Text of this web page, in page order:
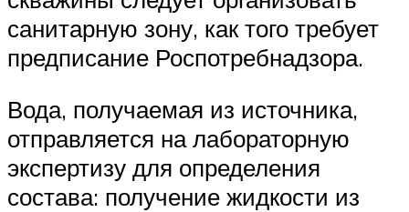
санитарную зону, как того требует
предписание Роспотребнадзора.
Вода, получаемая из источника,
отправляется на лабораторную
экспертизу для определения
состава: получение жидкости из